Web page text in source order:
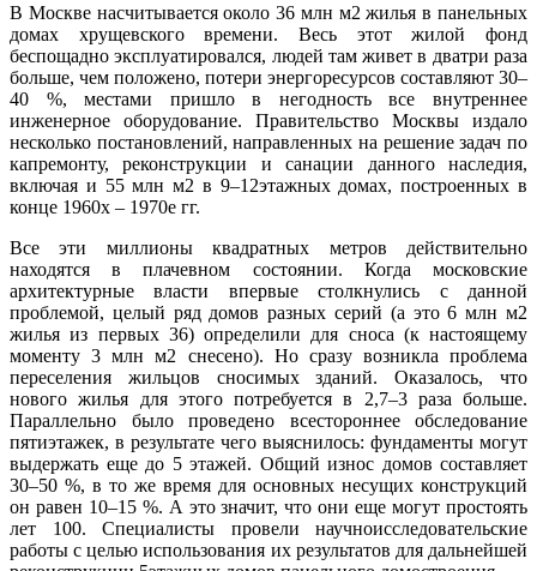
В Москве насчитывается около 36 млн м2 жилья в панельных
домах хрущевского времени. Весь этот жилой фонд
беспощадно эксплуатировался, людей там живет в два­три раза
больше, чем положено, потери энергоресурсов составляют 30–
40 %, местами пришло в негодность все внутреннее
инженерное оборудование. Правительство Москвы издало
несколько постановлений, направленных на решение задач по
капремонту, реконструкции и санации данного наследия,
включая и 55 млн м2 в 9–12этажных домах, построенных в
конце 1960х – 1970е гг.
Все эти миллионы квадратных метров действительно
находятся в плачевном состоянии. Когда московские
архитектурные власти впервые столкнулись с данной
проблемой, целый ряд домов разных серий (а это 6 млн м2
жилья из первых 36) определили для сноса (к настоящему
моменту 3 млн м2 снесено). Но сразу возникла проблема
переселения жильцов сносимых зданий. Оказалось, что
нового жилья для этого потребуется в 2,7–3 раза больше.
Параллельно было проведено всестороннее обследование
пятиэтажек, в результате чего выяснилось: фундаменты могут
выдержать еще до 5 этажей. Общий износ домов составляет
30–50 %, в то же время для основных несущих конструкций
он равен 10–15 %. А это значит, что они еще могут простоять
лет 100. Специалисты провели научноисследовательские
работы с целью использования их результатов для дальнейшей